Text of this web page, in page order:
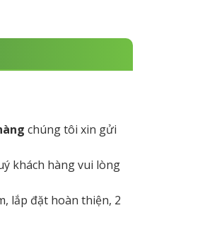
chúng tôi xin gửi
khách hàng vui lòng
lắp đặt hoàn thiện, 2